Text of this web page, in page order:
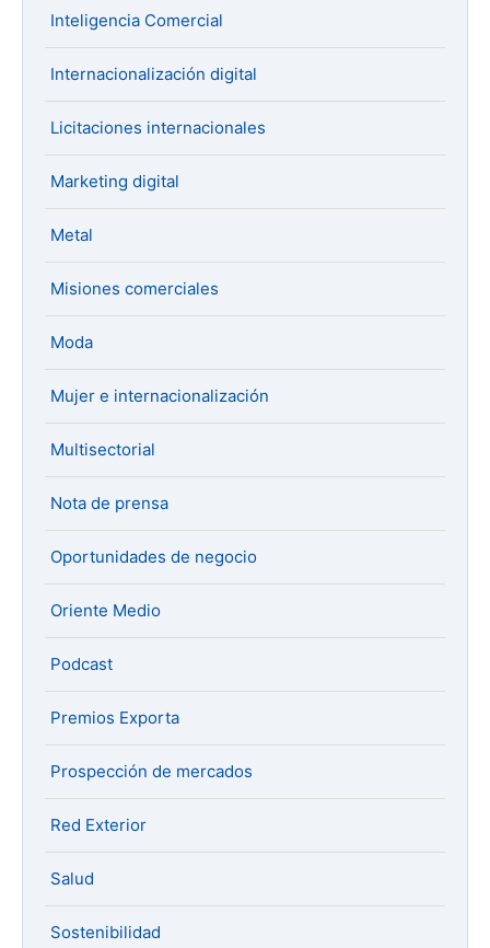
Inteligencia Comercial
Internacionalización digital
Licitaciones internacionales
Marketing digital
Metal
Misiones comerciales
Moda
Mujer e internacionalización
Multisectorial
Nota de prensa
Oportunidades de negocio
Oriente Medio
Podcast
Premios Exporta
Prospección de mercados
Red Exterior
Salud
Sostenibilidad